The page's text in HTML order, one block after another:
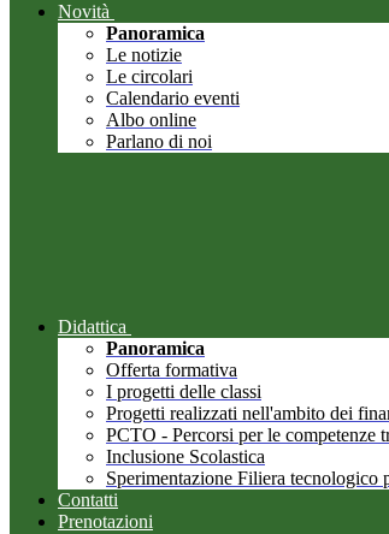
Novità
Panoramica
Le notizie
Le circolari
Calendario eventi
Albo online
Parlano di noi
Didattica
Panoramica
Offerta formativa
I progetti delle classi
Progetti realizzati nell'ambito dei
PCTO - Percorsi per le competenze
Inclusione Scolastica
Sperimentazione Filiera
Contatti
Prenotazioni